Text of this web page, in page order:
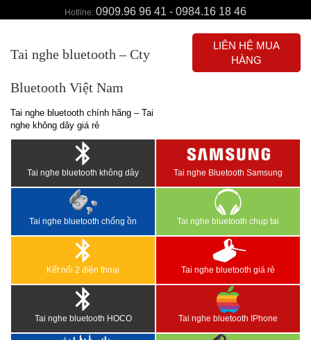
Hotline: 0909.96 96 41 - 0984.16 18 46
Tai nghe bluetooth – Cty
Bluetooth Việt Nam
Tai nghe bluetooth chính hãng – Tai
nghe không dây giá rẻ
LIÊN HỆ MUA
HÀNG
Tai nghe bluetooth không dây Tai nghe Bluetooth Samsung
Tai nghe bluetooth chống ồn Tai nghe bluetooth chụp tai
Kết nối 2 điện thoại Tai nghe bluetooth giá rẻ
Tai nghe bluetooth HOCO Tai nghe bluetooth IPhone